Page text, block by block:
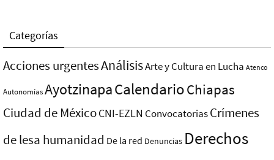
Categorías
Acciones urgentesAnálisisArte y Cultura en Lucha Atenco
AutonomíasAyotzinapaCalendarioChiapas
Ciudad de MéxicoCNI-EZLN ConvocatoriasCrímenes
de lesa humanidad De la red Denuncias Derechos